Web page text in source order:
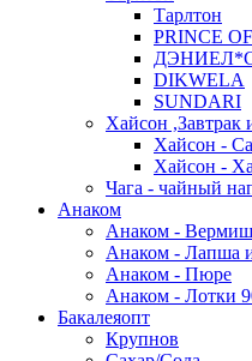
Тарлтон
PRINCE
DIKWELA
SUNDARI
Хайсон
Хайсон -
Хайсон -
Чага - чайный
Анаком
Анаком -
Анаком - Лапша
Анаком - Пюре
Анаком - Лотки
Бакалеяопт
Крупнов